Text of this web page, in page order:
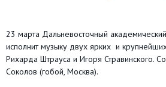
23 марта Дальневосточный
исполнит музыку двух ярких и
Рихарда Штрауса и Игоря Стравинского.
Соколов (гобой, Москва).